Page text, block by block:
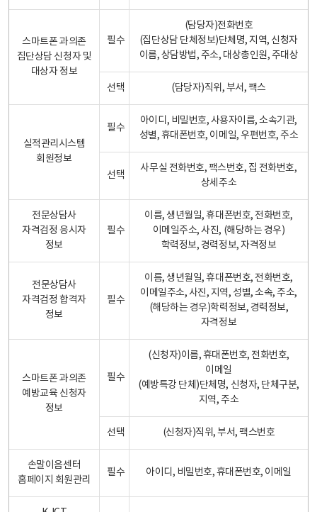
스마트폰 과의존
집단상담 신청자 및
대상자 정보
필수
(담당자)전화번호
(집단상담 단체정보)단체명, 지역, 신청자
이름, 상담방법, 주소, 대상총인원, 주대상
선택 (담당자)직위, 부서, 팩스
실적관리시스템
회원정보
필수
아이디, 비밀번호, 사용자이름, 소속기관,
성별, 휴대폰번호, 이메일, 우편번호, 주소
선택
사무실 전화번호, 팩스번호, 집 전화번호,
상세주소
전문상담사
자격검정 응시자
정보
필수
이름, 생년월일, 휴대폰번호, 전화번호,
이메일주소, 사진, (해당하는 경우)
학력정보, 경력정보, 자격정보
전문상담사
자격검정 합격자
정보
필수
이름, 생년월일, 휴대폰번호, 전화번호,
이메일주소, 사진, 지역, 성별, 소속, 주소,
(해당하는 경우)학력정보, 경력정보,
자격정보
스마트폰 과의존
예방교육 신청자
정보
필수
(신청자)이름, 휴대폰번호, 전화번호,
이메일
(예방특강 단체)단체명, 신청자, 단체구분,
지역, 주소
선택 (신청자)직위, 부서, 팩스번호
손말이음센터
홈페이지 회원관리
필수 아이디, 비밀번호, 휴대폰번호, 이메일